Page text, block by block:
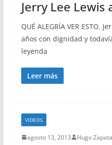
Jerry Lee Lewis
QUÉ ALEGRÍA VER ESTO.
años con dignidad y
leyenda
Leer más
VIDEOS
agosto 13, 2013 Hugo Zapata